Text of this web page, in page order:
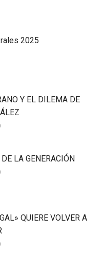
2025
Y EL DILEMA DE
LA GENERACIÓN
QUIERE VOLVER A